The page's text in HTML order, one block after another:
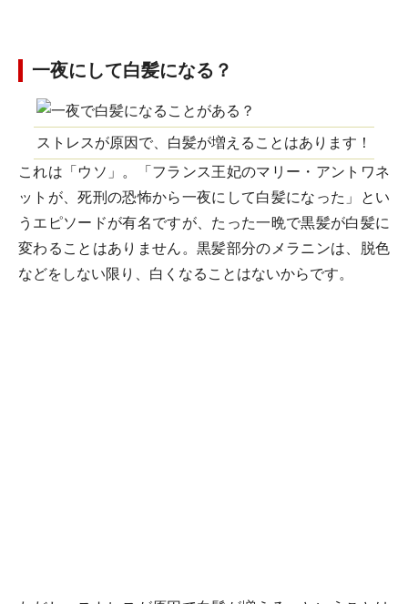
一夜にして白髪になる？
ストレスが原因で、白髪が増えることはあります！
これは「ウソ」。「フランス王妃のマリー・アントワネ
ットが、死刑の恐怖から一夜にして白髪になった」とい
うエピソードが有名ですが、たった一晩で黒髪が白髪に
変わることはありません。黒髪部分のメラニンは、脱色
などをしない限り、白くなることはないからです。